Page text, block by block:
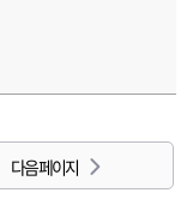
다음 페이지